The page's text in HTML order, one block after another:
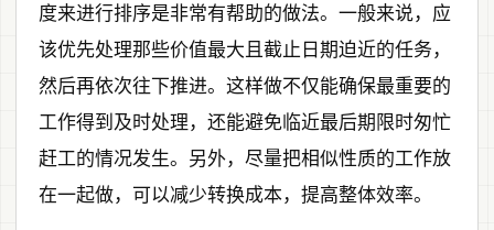
度来进行排序是非常有帮助的做法。一般来说，应
该优先处理那些价值最大且截止日期迫近的任务，
然后再依次往下推进。这样做不仅能确保最重要的
工作得到及时处理，还能避免临近最后期限时匆忙
赶工的情况发生。另外，尽量把相似性质的工作放
在一起做，可以减少转换成本，提高整体效率。